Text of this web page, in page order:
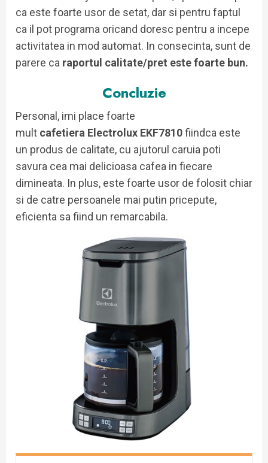
ca este foarte usor de setat, dar si pentru faptul
ca il pot programa oricand doresc pentru a incepe
activitatea in mod automat. In consecinta, sunt de
parere ca raportul calitate/pret este foarte bun.
Concluzie
Personal, imi place foarte
mult cafetiera Electrolux EKF7810fiindca este
un produs de calitate, cu ajutorul caruia poti
savura cea mai delicioasa cafea in fiecare
dimineata. In plus, este foarte usor de folosit chiar
si de catre persoanele mai putin pricepute,
eficienta sa fiind un remarcabila.